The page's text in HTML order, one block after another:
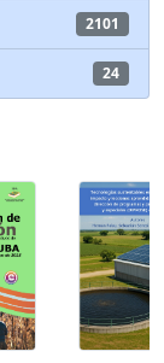
2101
24